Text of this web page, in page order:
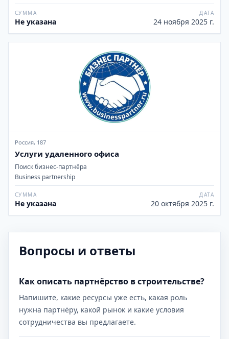
СУММА
Не указана
ДАТА
24 ноября 2025 г.
Россия, 187
Услуги удаленного офиса
Поиск бизнес-партнёра
Business partnership
СУММА
Не указана
ДАТА
20 октября 2025 г.
Вопросы и ответы
Как описать партнёрство в строительстве?
Напишите, какие ресурсы уже есть, какая роль
нужна партнёру, какой рынок и какие условия
сотрудничества вы предлагаете.